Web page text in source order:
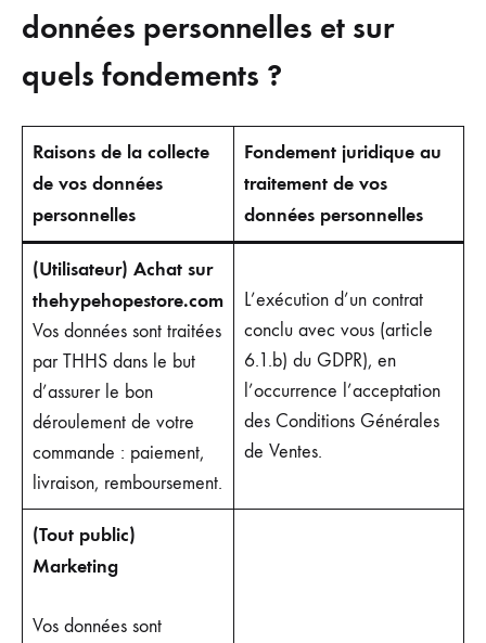
données personnelles et sur
quels fondements ?
Raisons de la collecte
de vos données
personnelles
Fondement juridique au
traitement de vos
données personnelles
(Utilisateur) Achat sur
thehypehopestore.com
Vos données sont traitées
par THHS dans le but
d’assurer le bon
déroulement de votre
commande : paiement,
livraison, remboursement.
L’exécution d’un contrat
conclu avec vous (article
6.1.b) du GDPR), en
l’occurrence l’acceptation
des Conditions Générales
de Ventes.
(Tout public)
Marketing
Vos données sont